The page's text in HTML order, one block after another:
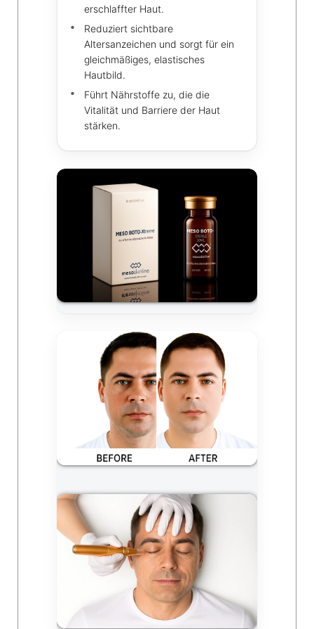
erschlaffter Haut.
Reduziert sichtbare
Altersanzeichen und sorgt für ein
gleichmäßiges, elastisches
Hautbild.
Führt Nährstoffe zu, die die
Vitalität und Barriere der Haut
stärken.